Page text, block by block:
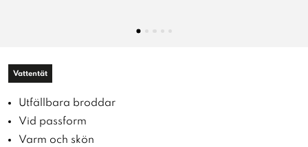
Vattentät
Utfällbara broddar
Vid passform
Varm och skön